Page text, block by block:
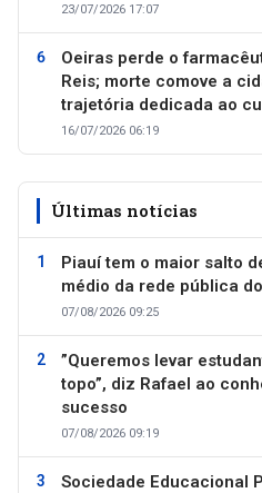
23/07/2026 17:07
Oeiras perde o
Reis; morte comove a
trajetória dedicada ao
16/07/2026 06:19
Últimas notícias
Piauí tem o maior salto
médio da rede pública
07/08/2026 09:25
”Queremos levar
topo”, diz Rafael ao
sucesso
07/08/2026 09:19
Sociedade Educacional